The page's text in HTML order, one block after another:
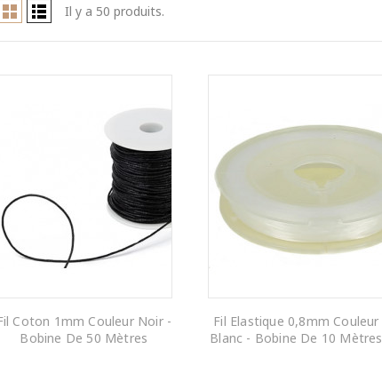
Il y a 50 produits.
Coton 1mm Couleur Noir -
Bobine De 50 Mètres
Fil Elastique 0,8mm Couleur
Blanc - Bobine De 10 Mètres